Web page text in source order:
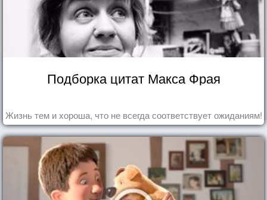
Подборка цитат Макса Фрая
Жизнь тем и хороша, что не всегда соответствует ожиданиям!